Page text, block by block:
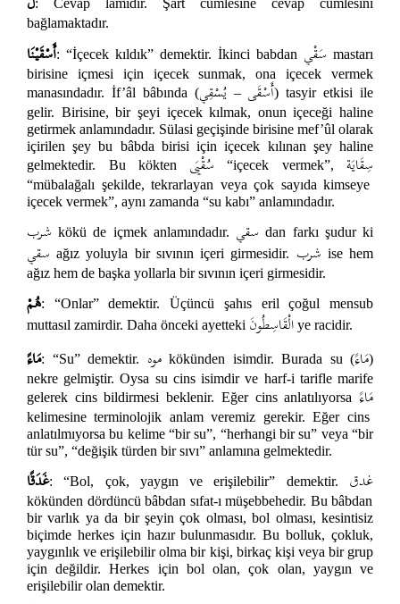
: Cevap lâmıdır. Şart cümlesine cevap cümlesini
bağlamaktadır.
أَسْقَيْنَا: “İçecek kıldık” demektir. İkinci babdan سَقْي mastarı
birisine içmesi için içecek sunmak, ona içecek vermek
manasındadır. İf’âl bâbında (
أَسْقَى –يُسْقِي
) tasyir etkisi ile
gelir. Birisine, bir şeyi içecek kılmak, onun içeceği haline
getirmek anlamındadır. Sülasi geçişinde birisine mef’ûl olarak
içirilen şey bu bâbda birisi için içecek kılınan şey haline
gelmektedir. Bu kökten سُقْيَى “içecek vermek”, سِقَايَة
“mübalağalı şekilde, tekrarlayan veya çok sayıda kimseye
içecek vermek”, aynı zamanda “su kabı” anlamındadır.
شرب kökü de içmek anlamındadır. سقي dan farkı şudur ki
سقي ağız yoluyla bir sıvının içeri girmesidir. شرب ise hem
ağız hem de başka yollarla bir sıvının içeri girmesidir.
هُمْ: “Onlar” demektir. Üçüncü şahıs eril çoğul mensub
muttasıl zamirdir. Daha önceki ayetteki الْقَاسِطُونَ ye racidir.
مَاءً: “Su” demektir. موهkökünden isimdir. Burada su (مَاءً)
nekre gelmiştir. Oysa su cins isimdir ve harf-i tarifle marife
gelerek cins bildirmesi beklenir. Eğer cins anlatılıyorsa مَاءً
kelimesine terminolojik anlam veremiz gerekir. Eğer cins
anlatılmıyorsa bu kelime “bir su”, “herhangi bir su” veya “bir
tür su”, “değişik türden bir sıvı” anlamına gelmektedir.
غَدَقًا: “Bol, çok, yaygın ve erişilebilir” demektir. غدق
kökünden dördüncü bâbdan sıfat-ı müşebbehedir. Bu bâbdan
bir varlık ya da bir şeyin çok olması, bol olması, kesintisiz
biçimde herkes için hazır bulunmasıdır. Bu bolluk, çokluk,
yaygınlık ve erişilebilir olma bir kişi, birkaç kişi veya bir grup
için değildir. Herkes için bol olan, çok olan, yaygın ve
erişilebilir olan demektir.